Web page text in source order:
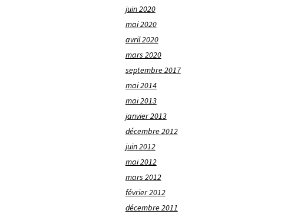
juin 2020
mai 2020
avril 2020
mars 2020
septembre 2017
mai 2014
mai 2013
janvier 2013
décembre 2012
juin 2012
mai 2012
mars 2012
février 2012
décembre 2011